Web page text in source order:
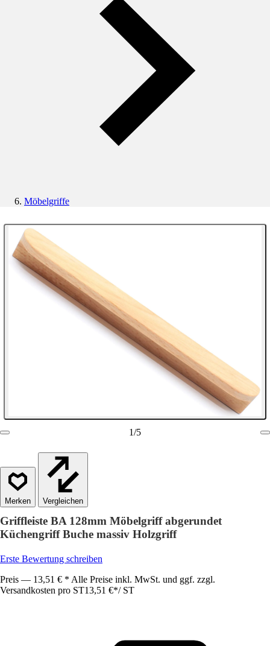
Möbelgriffe
1/5
Vergleichen
Griffleiste BA 128mm Möbelgriff abgerundet
Küchengriff Buche massiv Holzgriff
Erste Bewertung schreiben
Preis — 13,51 € * Alle Preise inkl. MwSt. und ggf. zzgl.
Versandkosten pro ST13,51 €*/ ST